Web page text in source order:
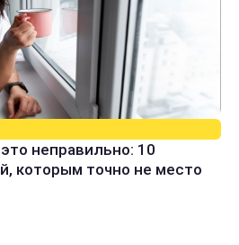
неправильно: 10
которым точно не место